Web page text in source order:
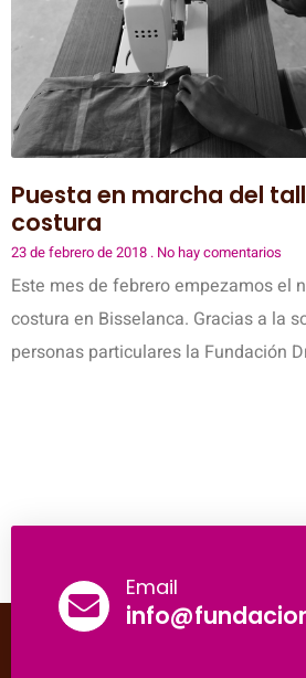
Puesta en marcha del
costura
23 de febrero de 2018 No hay comentarios
Este mes de febrero empezamos el
costura en Bisselanca. Gracias a la
personas particulares la Fundación
Email